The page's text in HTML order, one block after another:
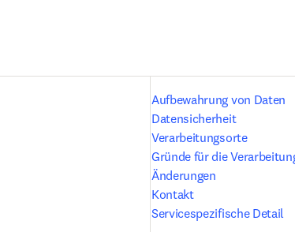
Aufbewahrung von Daten
Datensicherheit
Verarbeitungsorte
Gründe für die
Änderungen
Kontakt
Servicespezifische Detail